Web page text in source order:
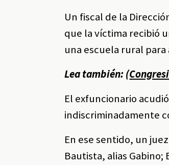
Un fiscal de la
que la víctima recibió
una escuela rural
Lea también: (
El exfuncionario
indiscriminadamente
En ese sentido, un
Bautista, alias Gabino;